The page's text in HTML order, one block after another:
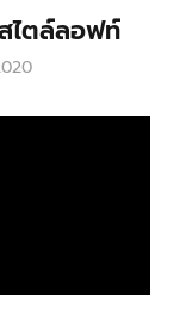
ไตล์ลอฟท์